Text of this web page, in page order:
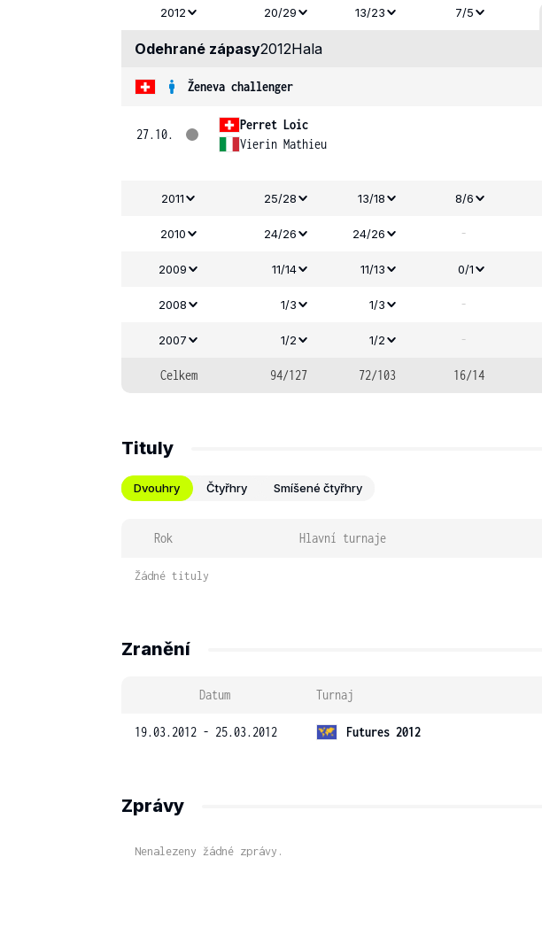
2012 20/29 13/23 7/5
Odehrané zápasy2012Hala
Ženeva challenger
27.10.
Perret Loic
Vierin Mathieu
2011 25/28 13/18 8/6
2010 24/26 24/26 -
2009 11/14 11/13 0/1
2008 1/3 1/3 -
2007 1/2 1/2 -
Celkem 94/127 72/103 16/14
Tituly
Dvouhry Čtyřhry Smíšené čtyřhry
Rok Hlavní turnaje
Žádné tituly
Zranění
Datum Turnaj
19.03.2012 - 25.03.2012 Futures 2012
Zprávy
Nenalezeny žádné zprávy.